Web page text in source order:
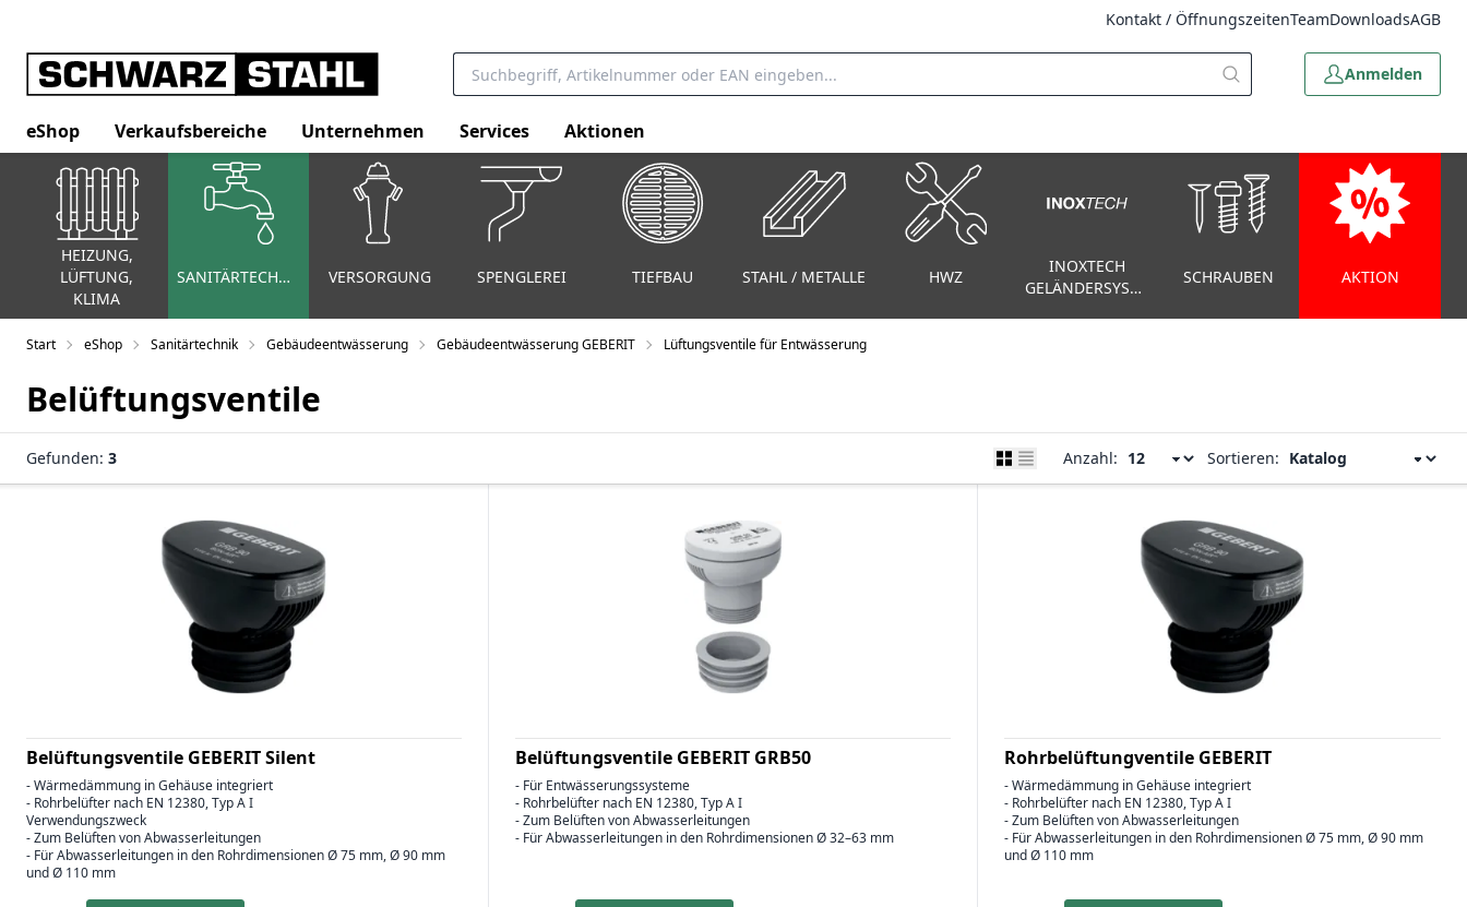
Kontakt / ÖffnungszeitenTeamDownloadsAGB
Anmelden
eShop Verkaufsbereiche Unternehmen Services Aktionen
HEIZUNG,
LÜFTUNG,
KLIMA
SANITÄRTECHNIK VERSORGUNG SPENGLEREI TIEFBAU STAHL / METALLE HWZ
INOXTECH
GELÄNDERSYSTEM
SCHRAUBEN AKTION
Start eShop Sanitärtechnik Gebäudeentwässerung Gebäudeentwässerung GEBERIT Lüftungsventile für Entwässerung
Belüftungsventile
Gefunden: 3 Anzahl: Sortieren:
Belüftungsventile GEBERIT Silent
- Wärmedämmung in Gehäuse integriert
- Rohrbelüfter nach EN 12380, Typ A I
Verwendungszweck
- Zum Belüften von Abwasserleitungen
- Für Abwasserleitungen in den Rohrdimensionen Ø 75 mm, Ø 90 mm
und Ø 110 mm
Belüftungsventile GEBERIT GRB50
- Für Entwässerungssysteme
- Rohrbelüfter nach EN 12380, Typ A I
- Zum Belüften von Abwasserleitungen
- Für Abwasserleitungen in den Rohrdimensionen Ø 32–63 mm
Rohrbelüftungventile GEBERIT
- Wärmedämmung in Gehäuse integriert
- Rohrbelüfter nach EN 12380, Typ A I
- Zum Belüften von Abwasserleitungen
- Für Abwasserleitungen in den Rohrdimensionen Ø 75 mm, Ø 90 mm
und Ø 110 mm